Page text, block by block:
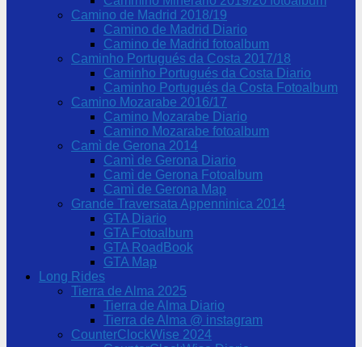
Camino de Madrid 2018/19
Camino de Madrid Diario
Camino de Madrid fotoalbum
Caminho Portugués da Costa 2017/18
Caminho Portugués da Costa Diario
Caminho Portugués da Costa Fotoalbum
Camino Mozarabe 2016/17
Camino Mozarabe Diario
Camino Mozarabe fotoalbum
Camì de Gerona 2014
Camì de Gerona Diario
Camì de Gerona Fotoalbum
Camì de Gerona Map
Grande Traversata Appenninica 2014
GTA Diario
GTA Fotoalbum
GTA RoadBook
GTA Map
Long Rides
Tierra de Alma 2025
Tierra de Alma Diario
Tierra de Alma @ instagram
CounterClockWise 2024